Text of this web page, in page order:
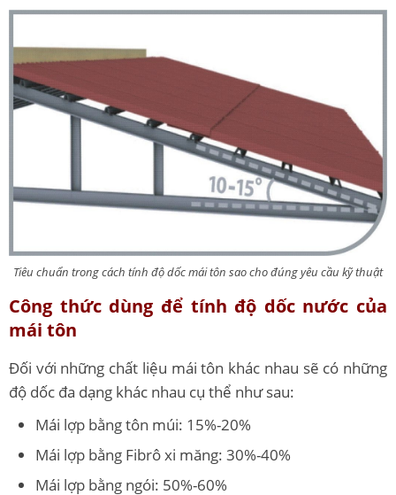
Tiêu chuẩn trong cách tính độ dốc mái tôn sao cho đúng yêu cầu kỹ thuật
Công thức dùng để tính độ dốc nước của
mái tôn
Đối với những chất liệu mái tôn khác nhau sẽ có những
độ dốc đa dạng khác nhau cụ thể như sau:
Mái lợp bằng tôn múi: 15%-20%
Mái lợp bằng Fibrô xi măng: 30%-40%
Mái lợp bằng ngói: 50%-60%